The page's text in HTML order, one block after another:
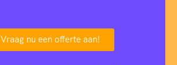
Vraag nu een offerte aan!